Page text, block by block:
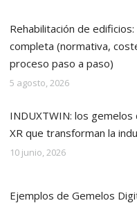
Rehabilitación de edificios:
completa (normativa,
proceso paso a paso)
5 agosto, 2026
INDUXTWIN: los gemelos
XR que transforman la
10 junio, 2026
Ejemplos de Gemelos